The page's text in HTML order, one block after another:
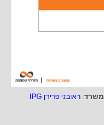
משרד: ראובני פרידן IPG